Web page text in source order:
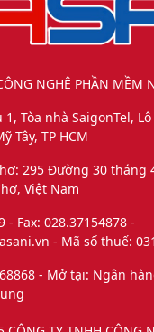
NGHỆ PHẦN MỀM
Tòa nhà SaigonTel,
Tây, TP HCM
295 Đường 30 tháng
Việt Nam
- Fax: 028.37154878 -
- Mã số thuế:
- Mở tại: Ngân